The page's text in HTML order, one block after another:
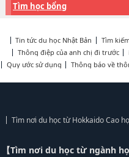
Tìm học bổng
Tin tức du học Nhật Bản Tìm
Thông điệp của anh chị đi trước
Quy ước sử dụng
Thông báo về
Tìm nơi du học từ Hokkaido Cao
【Tìm nơi du học từ ngành